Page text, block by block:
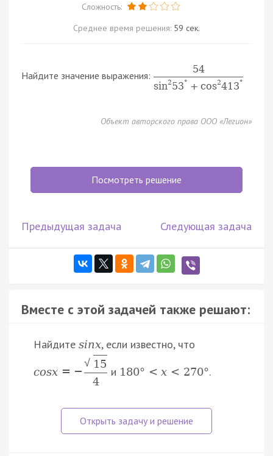
Сложность:
Среднее время решения: 59 сек.
Найдите значение выражения:
54
sin253° + cos2413°
Объект авторского права ООО «Легион»
Посмотреть решение
Предыдущая задача Следующая задача
Вместе с этой задачей также решают:
Найдите sinx, если известно, что
cosx = −
√ 15
4
и 180° < x < 270°.